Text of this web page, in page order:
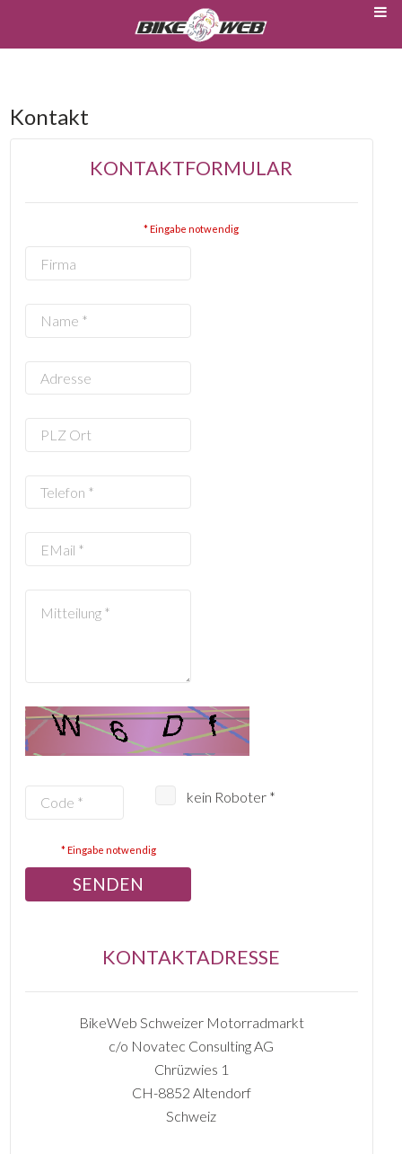
Kontakt
KONTAKTFORMULAR
* Eingabe notwendig
kein Roboter *
* Eingabe notwendig
KONTAKTADRESSE
BikeWeb Schweizer Motorradmarkt
c/o Novatec Consulting AG
Chrüzwies 1
CH-8852 Altendorf
Schweiz